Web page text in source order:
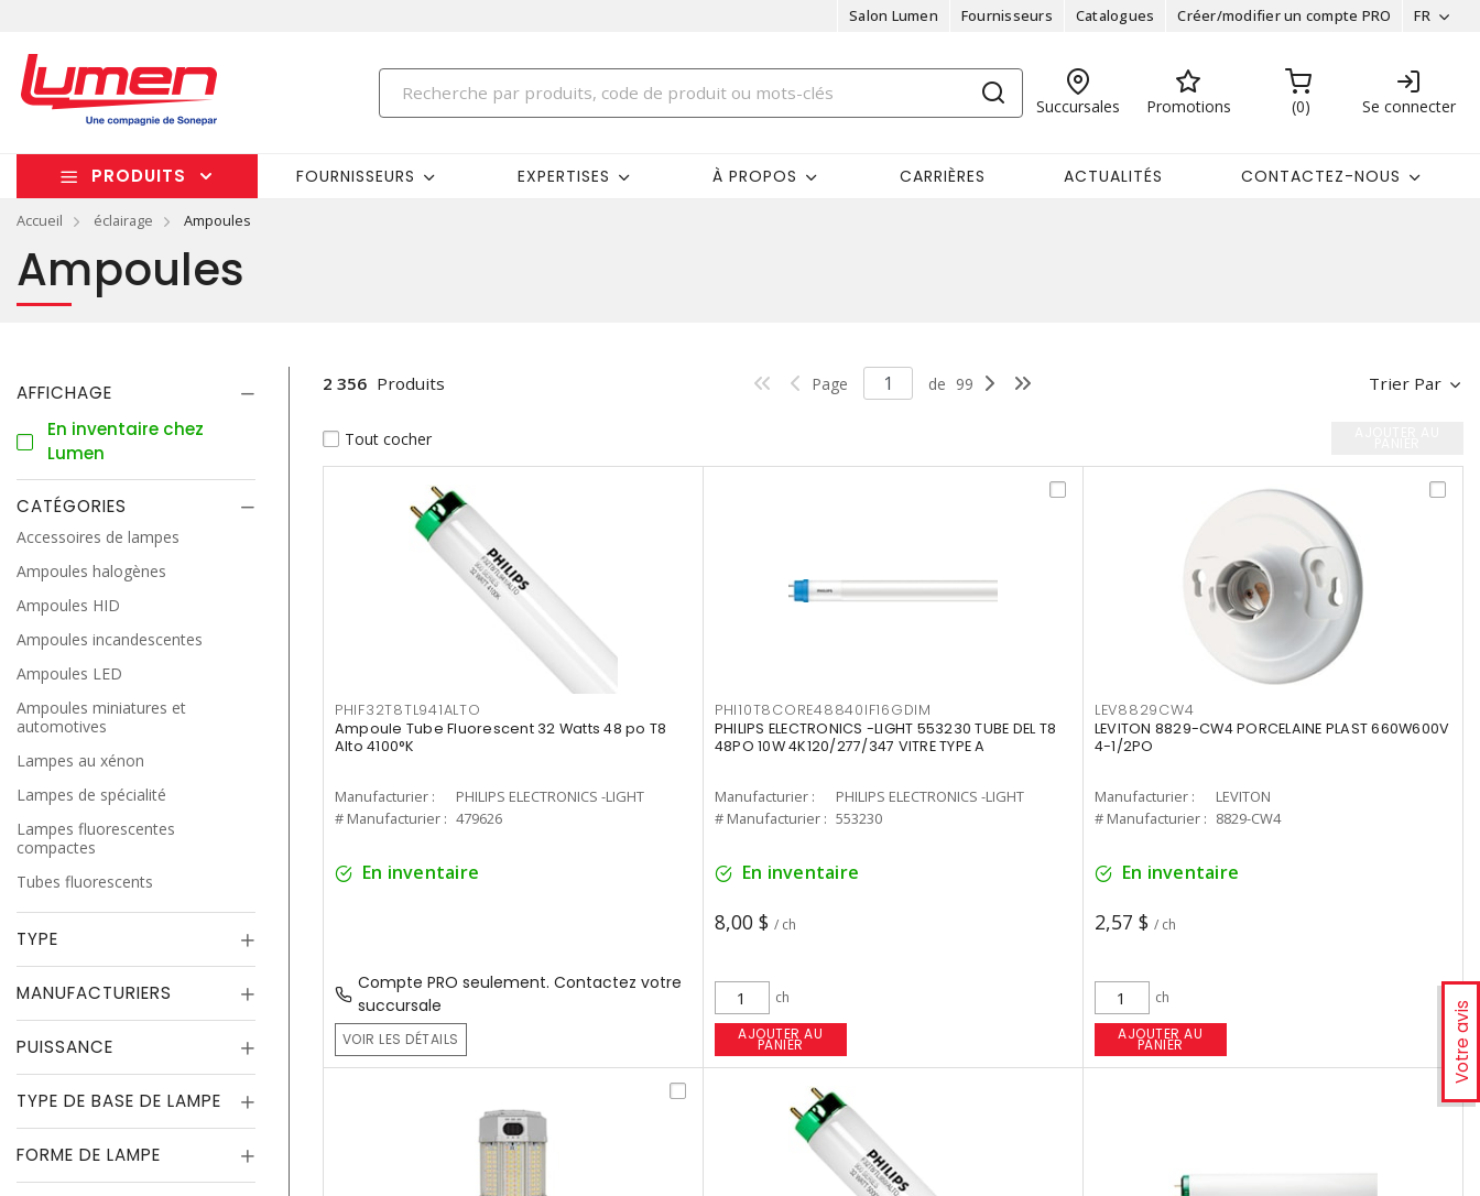
Salon Lumen Fournisseurs Catalogues Créer/modifier un compte PRO FR
Succursales Promotions 0 Se connecter
PRODUITS FOURNISSEURS EXPERTISES À PROPOS CARRIÈRES ACTUALITÉS CONTACTEZ-NOUS
Accueil éclairage Ampoules
Votre avis
Ampoules
AFFICHAGE
En inventaire chez
Lumen
CATÉGORIES
Accessoires de lampes
Ampoules halogènes
Ampoules HID
Ampoules incandescentes
Ampoules LED
Ampoules miniatures et
automotives
Lampes au xénon
Lampes de spécialité
Lampes fluorescentes
compactes
Tubes fluorescents
TYPE
MANUFACTURIERS
PUISSANCE
TYPE DE BASE DE LAMPE
FORME DE LAMPE
Trier Par
2 356 Produits Page de 99
Tout cocher
PHIF32T8TL941ALTO
Ampoule Tube Fluorescent 32 Watts 48 po T8
Alto 4100°K
Manufacturier :
PHILIPS ELECTRONICS -LIGHT
# Manufacturier : 479626
En inventaire
Compte PRO seulement. Contactez votre
succursale
VOIR LES DÉTAILS
PHI10T8CORE48840IF16GDIM
PHILIPS ELECTRONICS -LIGHT 553230 TUBE DEL T8
48PO 10W 4K120/277/347 VITRE TYPE A
Manufacturier :
PHILIPS ELECTRONICS -LIGHT
# Manufacturier : 553230
En inventaire
8,00 $ / ch
ch
AJOUTER AU
PANIER
LEV8829CW4
LEVITON 8829-CW4 PORCELAINE PLAST 660W600V
4-1/2PO
Manufacturier :
LEVITON
# Manufacturier : 8829-CW4
En inventaire
2,57 $ / ch
ch
AJOUTER AU
PANIER